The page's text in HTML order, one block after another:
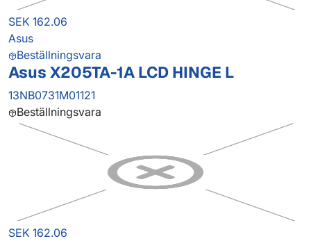
SEK 162.06
Asus
Beställningsvara
Asus X205TA-1A LCD HINGE L
13NB0731M01121
Beställningsvara
SEK 162.06